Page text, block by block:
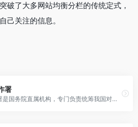
破了大多网站均衡分栏的传统定式，
己关注的信息。
署
国家国际发展合作署是国务院直属机构，专门负责统筹我国对外援助和国际发展合作事务的国家行政部门。